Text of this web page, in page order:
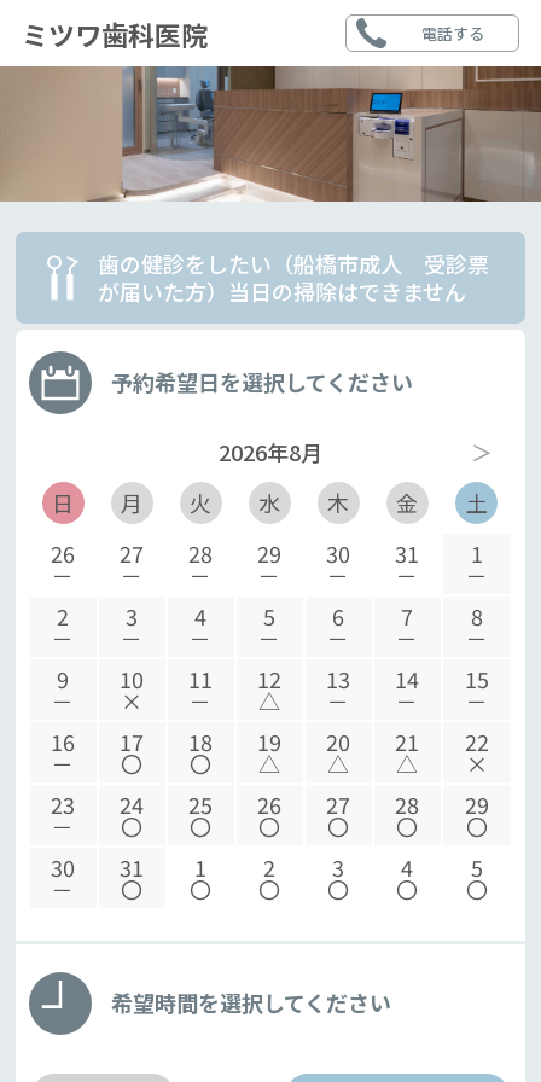
ミツワ歯科医院 電話する
歯の健診をしたい（船橋市成人 受診票
が届いた方）当日の掃除はできません
予約希望日を選択してください
2026年8月
＞
日
月 火 水 木 金
土
26
－
27
－
28
－
29
－
30
－
31
－
1
－
2
－
3
－
4
－
5
－
6
－
7
－
8
－
9
－
10
×
11
－
12
△
13
－
14
－
15
－
16
－
17
〇
18
〇
19
△
20
△
21
△
22
×
23
－
24
〇
25
〇
26
〇
27
〇
28
〇
29
〇
30
－
31
〇
1
〇
2
〇
3
〇
4
〇
5
〇
希望時間を選択してください